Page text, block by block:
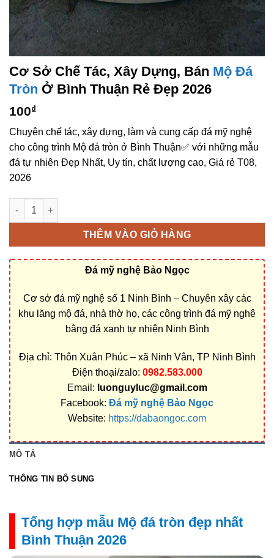
Cơ Sở Chế Tác, Xây Dựng, Bán Mộ Đá
Tròn Ở Bình Thuận Rẻ Đẹp 2026
100₫
Chuyên chế tác, xây dựng, làm và cung cấp đá mỹ nghệ
cho công trình Mộ đá tròn ở Bình Thuận✅ với những mẫu
đá tự nhiên Đẹp Nhất, Uy tín, chất lượng cao, Giá rẻ T08,
2026
Cơ sở chế tác, xây dựng, bán Mộ đá tròn ở Bình Thuận rẻ
THÊM VÀO GIỎ HÀNG
Đá mỹ nghệ Bảo Ngọc
Cơ sở đá mỹ nghệ số 1 Ninh Bình – Chuyên xây các
khu lăng mộ đá, nhà thờ họ, các công trình đá mỹ nghệ
bằng đá xanh tự nhiên Ninh Bình
Địa chỉ: Thôn Xuân Phúc – xã Ninh Vân, TP Ninh Bình
Điện thoại/zalo: 0982.583.000
Email: luonguyluc@gmail.com
Facebook: Đá mỹ nghệ Bảo Ngọc
Website: https://dabaongoc.com
MÔ TẢ
THÔNG TIN BỔ SUNG
Tổng hợp mẫu Mộ đá tròn đẹp nhất
Bình Thuận 2026